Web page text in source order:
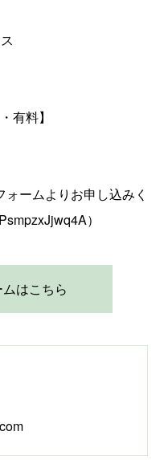
有料】
ームよりお申し込みく
）
はこちら